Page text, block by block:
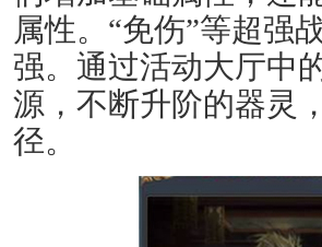
属性。“免伤”等超强
强。通过活动大厅中
源，不断升阶的器灵
径。